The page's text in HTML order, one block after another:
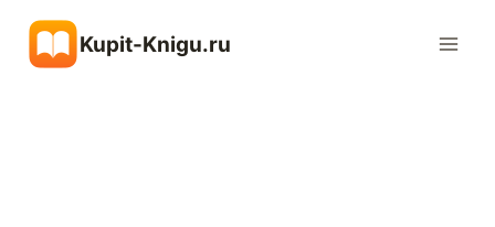
содержимому
Kupit-Knigu.ru